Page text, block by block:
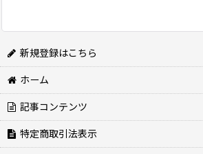
新規登録はこちら
ホーム
記事コンテンツ
特定商取引法表示